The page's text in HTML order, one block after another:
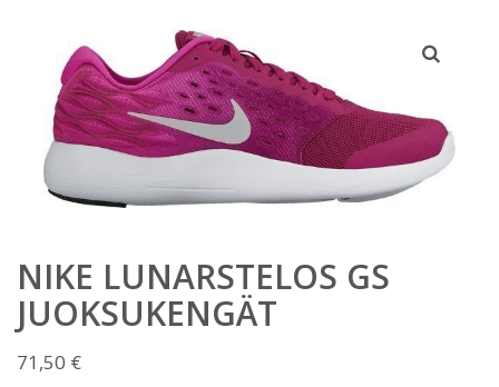
NIKE LUNARSTELOS GS
JUOKSUKENGÄT
71,50 €